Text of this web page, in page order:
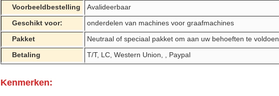
Voorbeeldbestelling
Avalideerbaar
Geschikt voor:
onderdelen van machines voor graafmachines
Pakket
Neutraal of speciaal pakket om aan uw behoeften te voldoen
Betaling
T/T, LC, Western Union, , Paypal
Kenmerken: